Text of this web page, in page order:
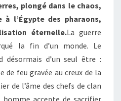
plongé dans le chaos,
à l’Égypte des pharaons,
éternelle.La guerre
la fin d’un monde. Le
désormais d’un seul être :
de feu gravée au creux de la
de l’âme des chefs de clan